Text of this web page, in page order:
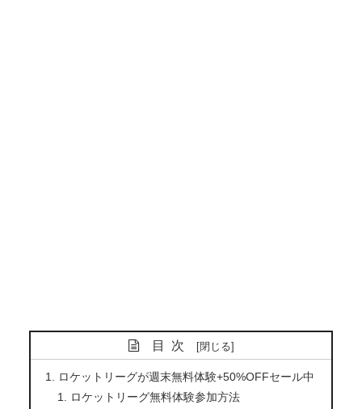
目次
ロケットリーグが週末無料体験+50%OFFセール中
ロケットリーグ無料体験参加方法